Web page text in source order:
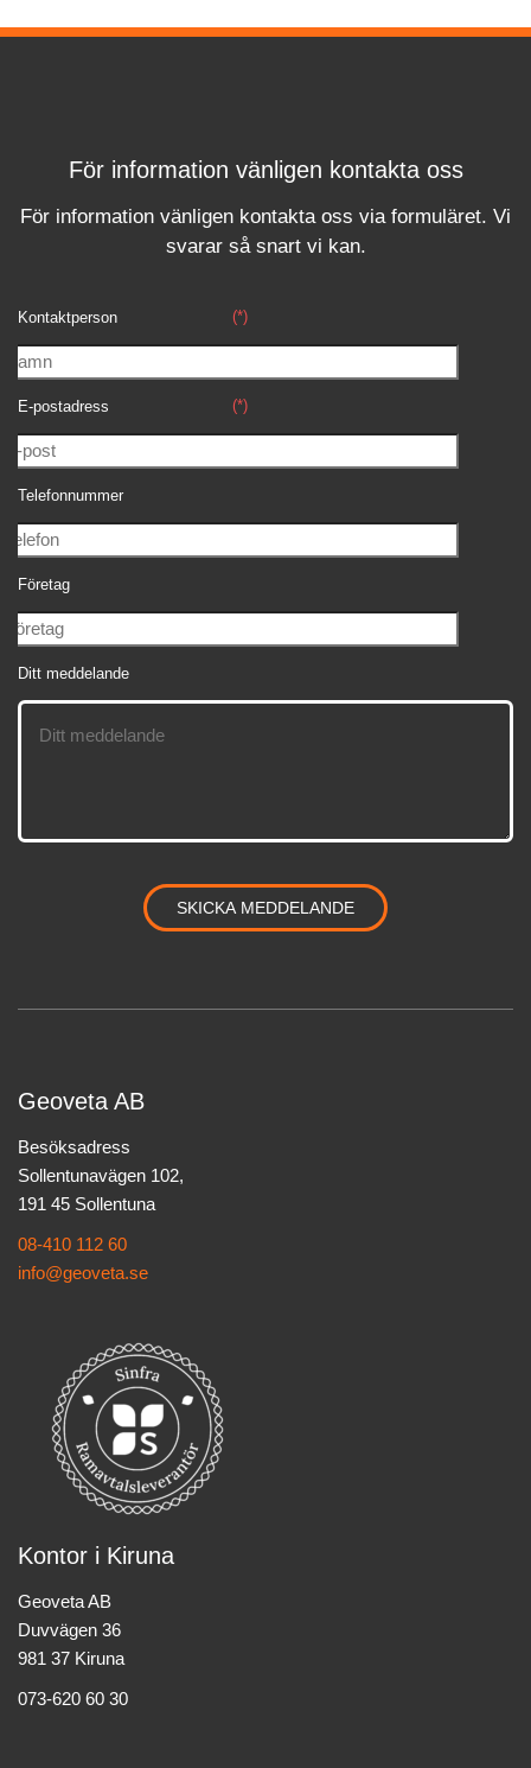
För information vänligen kontakta oss
För information vänligen kontakta oss via formuläret. Vi
svararså snart vi kan.
Kontaktperson (*)
E-postadress (*)
Telefonnummer
Företag
Ditt meddelande
Geoveta AB
Besöksadress
Sollentunavägen 102,
191 45 Sollentuna
08-410 112 60
info@geoveta.se
Kontor i Kiruna
Geoveta AB
Duvvägen 36
981 37 Kiruna
073-620 60 30